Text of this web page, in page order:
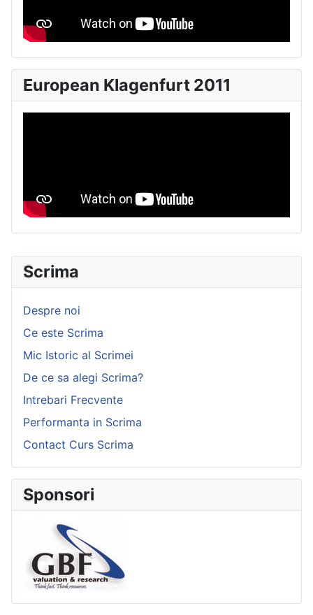
Scrima
Despre noi
Ce este Scrima
Mic Istoric al Scrimei
De ce sa alegi Scrima?
Intrebari Frecvente
Performanta in Scrima
Contact Curs Scrima
Sponsori
European Klagenfurt 2011